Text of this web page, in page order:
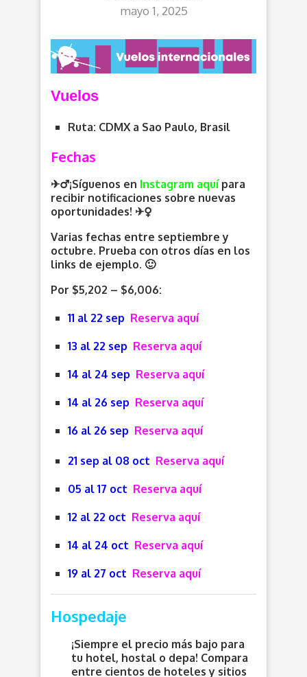
mayo 1, 2025
Vuelos
Ruta: CDMX a Sao Paulo, Brasil
Fechas
✈️‍♂️¡Síguenos en Instagram aquí para
recibir notificaciones sobre nuevas
oportunidades! ✈️
Varias fechas entre septiembre y
octubre. Prueba con otros días en los
links de ejemplo. 🙂
Por $5,202 – $6,006:
11 al 22 sep Reserva aquí
13 al 22 sep Reserva aquí
14 al 24 sep Reserva aquí
14 al 26 sep Reserva aquí
16 al 26 sep Reserva aquí
21 sep al 08 oct Reserva aquí
05 al 17 oct Reserva aquí
12 al 22 oct Reserva aquí
14 al 24 oct Reserva aquí
19 al 27 oct Reserva aquí
Hospedaje
¡Siempre el precio más bajo para
tu hotel, hostal o depa! Compara
entre cientos de hoteles y sitios